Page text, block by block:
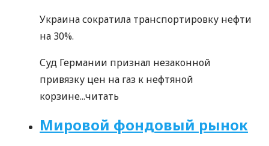
Украина сократила транспортировку нефти
на 30%.
Суд Германии признал незаконной
привязку цен на газ к нефтяной
корзине...читать
Мировой фондовый рынок